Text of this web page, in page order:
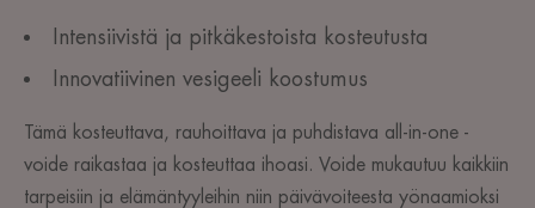
Intensiivistä ja pitkäkestoista kosteutusta
Innovatiivinen vesigeeli koostumus
Tämä kosteuttava, rauhoittava ja puhdistava all-in-one -
voide raikastaa ja kosteuttaa ihoasi. Voide mukautuu kaikkiin
tarpeisiin ja elämäntyyleihin niin päivävoiteesta yönaamioksi